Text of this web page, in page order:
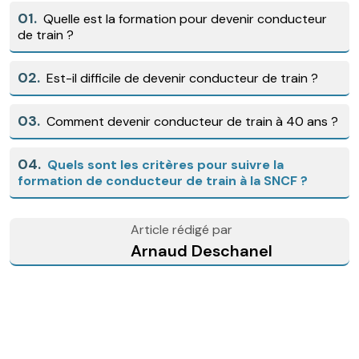
01. Quelle est la formation pour devenir conducteur
de train ?
02. Est-il difficile de devenir conducteur de train ?
03. Comment devenir conducteur de train à 40 ans ?
04. Quels sont les critères pour suivre la
formation de conducteur de train à la SNCF ?
Article rédigé par
Arnaud Deschanel